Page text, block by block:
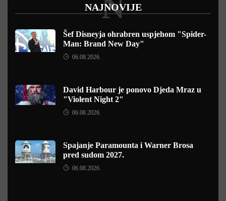
NAJNOVIJE
N
Šef Disneyja ohrabren uspjehom "Spider-
Man: Brand New Day"
06.08.2026.
David Harbour je ponovo Djeda Mraz u
"Violent Night 2"
06.08.2026.
Spajanje Paramounta i Warner Brosa
pred sudom 2027.
06.08.2026.